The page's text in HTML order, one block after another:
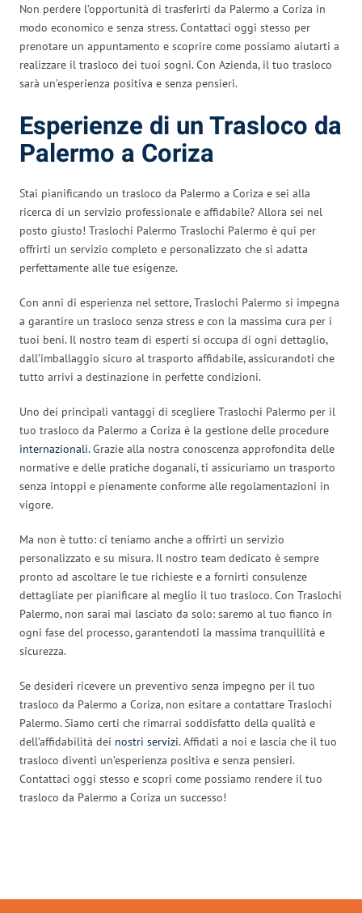
Non perdere l’opportunità di trasferirti da Palermo a Coriza in
modo economico e senza stress. Contattaci oggi stesso per
prenotare un appuntamento e scoprire come possiamo aiutarti a
realizzare il trasloco dei tuoi sogni. Con Azienda, il tuo trasloco
sarà un’esperienza positiva e senza pensieri.
Esperienze di un Trasloco da
Palermo a Coriza
Stai pianificando un trasloco da Palermo a Coriza e sei alla
ricerca di un servizio professionale e affidabile? Allora sei nel
posto giusto! Traslochi Palermo Traslochi Palermo è qui per
offrirti un servizio completo e personalizzato che si adatta
perfettamente alle tue esigenze.
Con anni di esperienza nel settore, Traslochi Palermo si impegna
a garantire un trasloco senza stress e con la massima cura per i
tuoi beni. Il nostro team di esperti si occupa di ogni dettaglio,
dall’imballaggio sicuro al trasporto affidabile, assicurandoti che
tutto arrivi a destinazione in perfette condizioni.
Uno dei principali vantaggi di scegliere Traslochi Palermo per il
tuo trasloco da Palermo a Coriza è la gestione delle procedure
internazionali. Grazie alla nostra conoscenza approfondita delle
normative e delle pratiche doganali, ti assicuriamo un trasporto
senza intoppi e pienamente conforme alle regolamentazioni in
vigore.
Ma non è tutto: ci teniamo anche a offrirti un servizio
personalizzato e su misura. Il nostro team dedicato è sempre
pronto ad ascoltare le tue richieste e a fornirti consulenze
dettagliate per pianificare al meglio il tuo trasloco. Con Traslochi
Palermo, non sarai mai lasciato da solo: saremo al tuo fianco in
ogni fase del processo, garantendoti la massima tranquillità e
sicurezza.
Se desideri ricevere un preventivo senza impegno per il tuo
trasloco da Palermo a Coriza, non esitare a contattare Traslochi
Palermo. Siamo certi che rimarrai soddisfatto della qualità e
dell’affidabilità dei nostri servizi. Affidati a noi e lascia che il tuo
trasloco diventi un’esperienza positiva e senza pensieri.
Contattaci oggi stesso e scopri come possiamo rendere il tuo
trasloco da Palermo a Coriza un successo!